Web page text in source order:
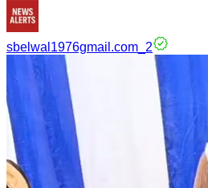
sbelwal1976gmail.com_2